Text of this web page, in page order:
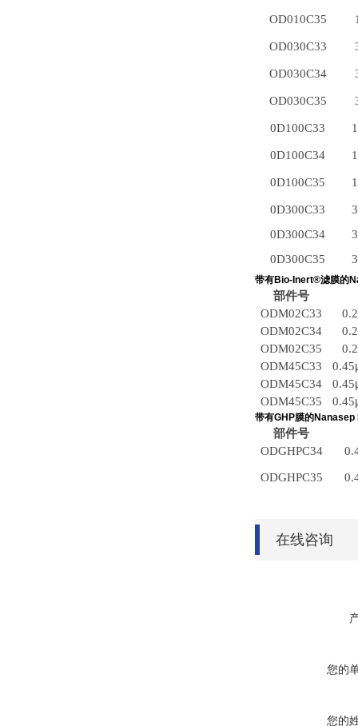
OD010C35
OD030C33
OD030C34
OD030C35
0D100C33
0D100C34
0D100C35
0D300C33
0D300C34
0D300C35
带有Bio-Inert®滤膜的
部件号
ODM02C33
0.2
ODM02C34 0.2
ODM02C35 0.2
ODM45C33 0.45
ODM45C34 0.45
ODM45C35 0.45
带有GHP膜的Nanasep
部件号
ODGHPC34
ODGHPC35
在线咨询
您的
您的